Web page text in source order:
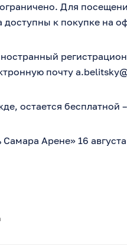
Для
доступны к покупке на
почту
остается бесплатной
Арене» 16